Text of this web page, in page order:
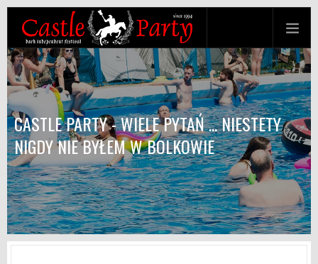
CASTLE PARTY - WIELE PYTAŃ ... NIESTETY
NIGDY NIE BYŁEM W BOLKOWIE